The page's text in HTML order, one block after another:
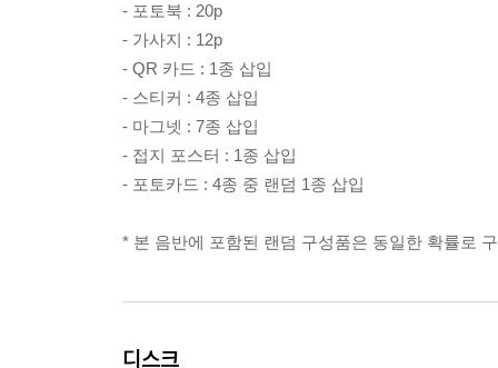
- 포토북 : 20p
- 가사지 : 12p
- QR 카드 : 1종 삽입
- 스티커 : 4종 삽입
- 마그넷 : 7종 삽입
- 접지 포스터 : 1종 삽입
- 포토카드 : 4종 중 랜덤 1종 삽입
* 본 음반에 포함된 랜덤 구성품은 동일한 확률로
디스크